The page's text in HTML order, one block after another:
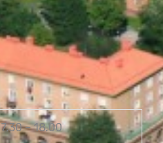
7.30 – 18.00